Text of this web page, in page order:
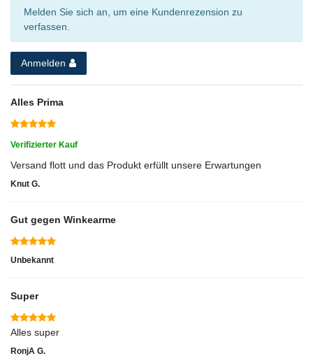
Melden Sie sich an, um eine Kundenrezension zu
verfassen.
Anmelden
Alles Prima
Verifizierter Kauf
Versand flott und das Produkt erfüllt unsere Erwartungen
Knut G.
Gut gegen Winkearme
Unbekannt
Super
Alles super
RonjA G.